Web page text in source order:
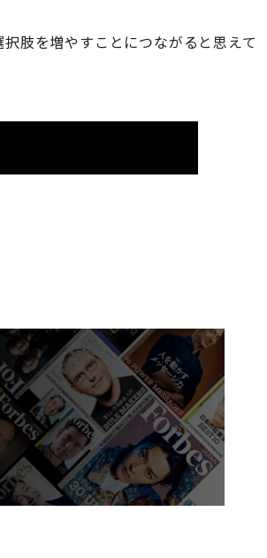
肢を増やすことにつながると思えて